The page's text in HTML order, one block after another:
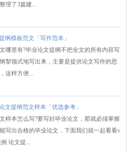
理了3篇建...
纲模板范文「写作范本」
哪里有?毕业论文提纲不把全文的所有内容写
挈领式地写出来，主要是提供论文写作的思
这样方便...
文提纲范文样本「优选参考」
样本怎么写?要写好毕业论文，那就必须掌握
写出合格的毕业论文，下面我们就一起看看v
论文提...